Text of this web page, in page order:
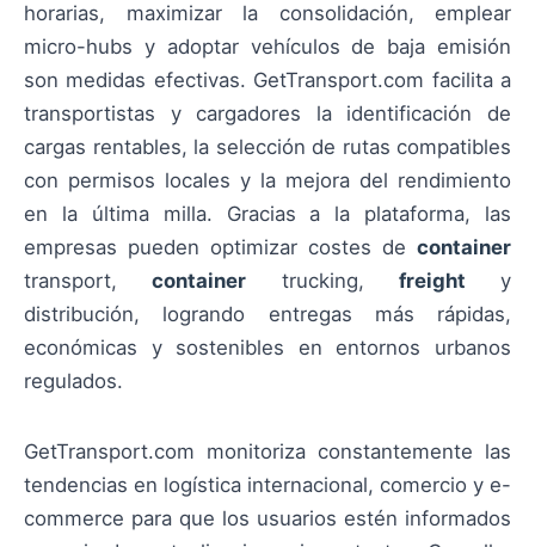
horarias, maximizar la consolidación, emplear
micro-hubs y adoptar vehículos de baja emisión
son medidas efectivas. GetTransport.com facilita a
transportistas y cargadores la identificación de
cargas rentables, la selección de rutas compatibles
con permisos locales y la mejora del rendimiento
en la última milla. Gracias a la plataforma, las
empresas pueden optimizar costes de container
transport,container trucking, freight y
distribución, logrando entregas más rápidas,
económicas y sostenibles en entornos urbanos
regulados.
GetTransport.com monitoriza constantemente las
tendencias en logística internacional, comercio y e-
commerce para que los usuarios estén informados